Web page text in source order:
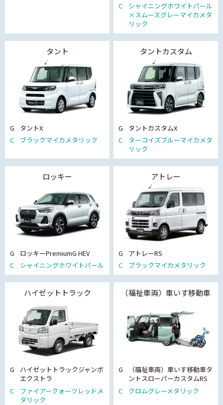
C
シャイニングホワイトパール
×スムースグレーマイカメタ
リック
タント
G
タントX
C
ブラックマイカメタリック
タントカスタム
G
タントカスタムX
C
ターコイズブルーマイカメタ
リック
ロッキー
G
ロッキーPremiumG HEV
C
シャイニングホワイトパール
アトレー
G
アトレーRS
C
ブラックマイカメタリック
ハイゼットトラック
G
ハイゼットトラックジャンボ
エクストラ
C
ファイアークォーツレッドメ
タリック
（福祉車両）車いす移動車
G
（福祉車両）車いす移動車タ
ントスローパーカスタムRS
C
クロムグレーメタリック